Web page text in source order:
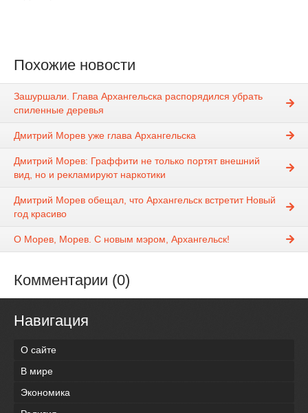
Похожие новости
Зашуршали. Глава Архангельска распорядился убрать
спиленные деревья
Дмитрий Морев уже глава Архангельска
Дмитрий Морев: Граффити не только портят внешний
вид, но и рекламируют наркотики
Дмитрий Морев обещал, что Архангельск встретит Новый
год красиво
О Морев, Морев. С новым мэром, Архангельск!
Комментарии (0)
Навигация
О сайте
В мире
Экономика